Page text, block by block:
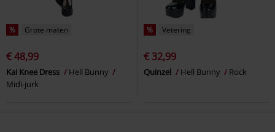
% Grote maten
€ 48,99
Kai Knee Dress
Hell Bunny
Midi-jurk
% Vetering
€ 32,99
Quinzel Hell Bunny Rock